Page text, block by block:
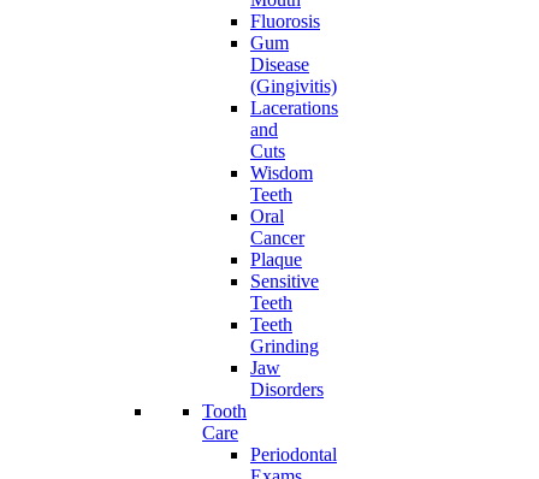
Fluorosis
Gum
Disease
(Gingivitis)
Lacerations
and
Cuts
Wisdom
Teeth
Oral
Cancer
Plaque
Sensitive
Teeth
Teeth
Grinding
Jaw
Disorders
Tooth
Care
Periodontal